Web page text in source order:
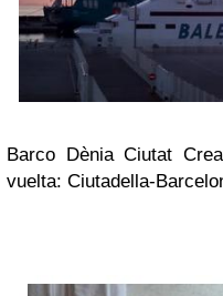
Barco Dènia Ciutat
vuelta: Ciutadella-